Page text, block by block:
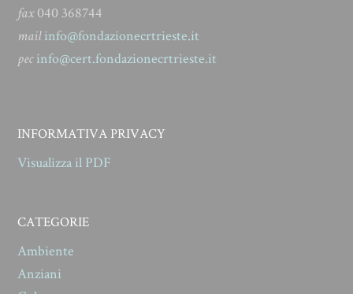
fax040 368744
mailinfo@fondazionecrtrieste.it
pecinfo@cert.fondazionecrtrieste.it
INFORMATIVA PRIVACY
Visualizza il PDF
CATEGORIE
Ambiente
Anziani